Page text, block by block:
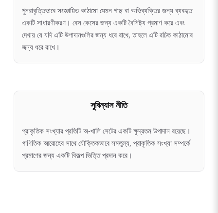
পুনরাবৃত্তিভাবে সংজ্ঞায়িত কাঠামো যেমন গাছ বা অভিব্যক্তির জন্য ব্যবহৃত
একটি সাধারণীকরণ। বেস কেসের জন্য একটি বৈশিষ্ট্য প্রমাণ করে এবং
দেখায় যে যদি এটি উপাদানগুলির জন্য ধরে রাখে, তাহলে এটি রচিত কাঠামোর
জন্য ধরে রাখে।
সুবিন্যাস নীতি
প্রাকৃতিক সংখ্যার প্রতিটি অ-খালি সেটের একটি ক্ষুদ্রতম উপাদান রয়েছে।
গাণিতিক আরোহের সাথে যৌক্তিকভাবে সমতুল্য, প্রাকৃতিক সংখ্যা সম্পর্কে
প্রমাণের জন্য একটি বিকল্প ভিত্তি প্রদান করে।